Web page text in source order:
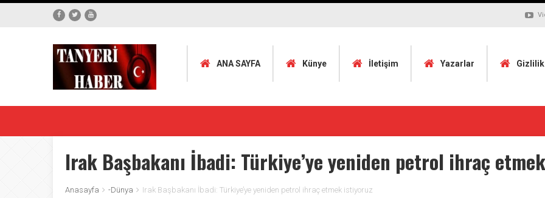
ANA SAYFA Künye İletişim Yazarlar
Irak Başbakanı İbadi: Türkiye’ye yeniden petrol ihraç
Anasayfa -Dünya Irak Başbakanı İbadi: Türkiye’ye yeniden petrol ihraç etmek istiyoruz